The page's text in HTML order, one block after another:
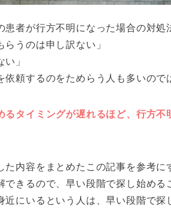
患者が行方不明になった場合の対処
らうのは申し訳ない」
い」
依頼するのをためらう人も多いので
るタイミングが遅れるほど、行方
た内容をまとめたこの記事を参考
できるので、早い段階で探し始める
近にいるという人は、早い段階で